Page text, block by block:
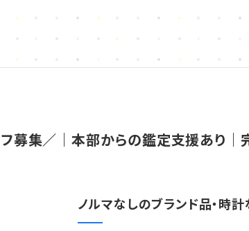
募集／｜本部からの鑑定支援あり
ノルマなしのブランド品・時